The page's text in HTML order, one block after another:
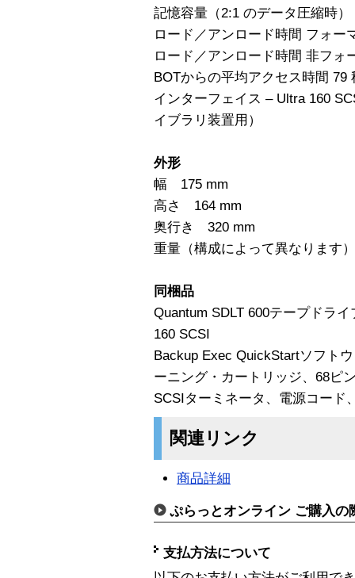
記憶容量（2:1 のデータ圧縮時）
ロード／アンロード時間 フォー
ロード／アンロード時間 非フォ
BOTからの平均アクセス時間 79
インターフェイス – Ultra 160
イブラリ装置用）
外形
幅 175 mm
高さ 164 mm
奥行き 320 mm
重量（構成によって異なります
同梱品
Quantum SDLT 600テープドラ
160 SCSI
Backup Exec QuickStartソフト
ーニング・カートリッジ、68ピ
SCSIターミネータ、電源コード
関連リンク
商品詳細
ぷらっとオンライン ご購入の
支払方法について